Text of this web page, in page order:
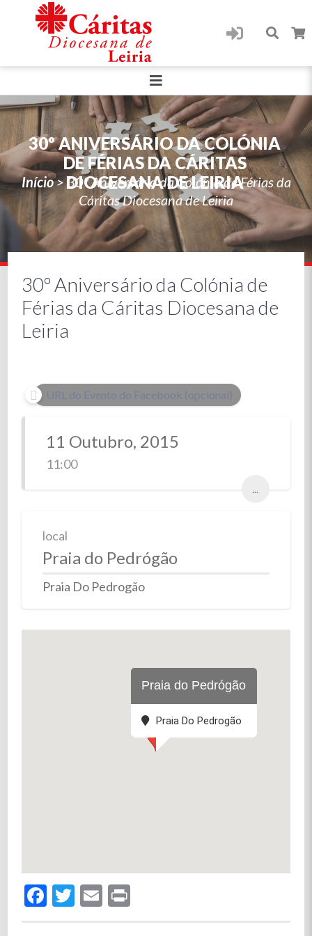
30º ANIVERSÁRIO DA COLÓNIA
DE FÉRIAS DA CÁRITAS
DIOCESANA DE LEIRIA
Início>30º Aniversário da Colónia de Férias da
Cáritas Diocesana de Leiria
30º Aniversário da Colónia de
Férias da Cáritas Diocesana de
Leiria
URL do Evento do Facebook (opcional)
11 Outubro, 2015
11:00
...
local
Praia do Pedrógão
Praia Do Pedrogão
Praia do Pedrógão
Praia Do Pedrogão
Facebook
Twitter
Email